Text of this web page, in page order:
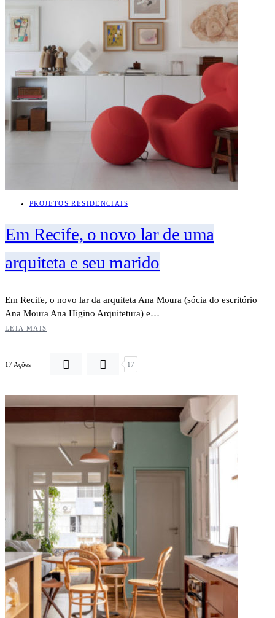
PROJETOS RESIDENCIAIS
Em Recife, o novo lar de uma
arquiteta e seu marido
Em Recife, o novo lar da arquiteta Ana Moura (sócia do escritório
Ana Moura Ana Higino Arquitetura) e…
LEIA MAIS
17 Ações 17